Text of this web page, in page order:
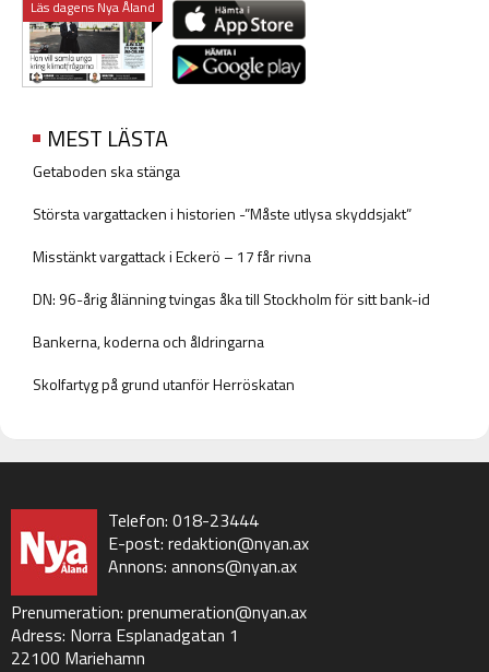
Läs dagens Nya Åland
MEST LÄSTA
Getaboden ska stänga
Största vargattacken i historien -”Måste utlysa skyddsjakt”
Misstänkt vargattack i Eckerö – 17 får rivna
DN: 96-årig ålänning tvingas åka till Stockholm för sitt bank-id
Bankerna, koderna och åldringarna
Skolfartyg på grund utanför Herröskatan
Telefon: 018-23444
E-post: redaktion@nyan.ax
Annons: annons@nyan.ax
Prenumeration: prenumeration@nyan.ax
Adress: Norra Esplanadgatan 1
22100 Mariehamn